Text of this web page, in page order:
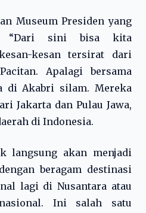
Museum Presiden yang
“Dari sini bisa kita
kesan tersirat dari
Apalagi bersama
di Akabri silam. Mereka
Jakarta dan Pulau Jawa,
di Indonesia.
langsung akan menjadi
beragam destinasi
lagi di Nusantara atau
Ini salah satu